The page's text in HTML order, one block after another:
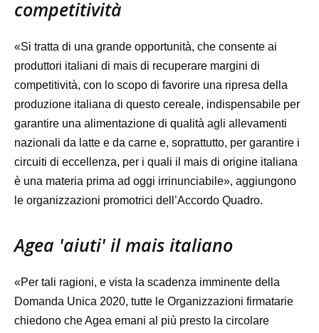
competitività
«Si tratta di una grande opportunità, che consente ai
produttori italiani di mais di recuperare margini di
competitività, con lo scopo di favorire una ripresa della
produzione italiana di questo cereale, indispensabile per
garantire una alimentazione di qualità agli allevamenti
nazionali da latte e da carne e, soprattutto, per garantire i
circuiti di eccellenza, per i quali il mais di origine italiana
è una materia prima ad oggi irrinunciabile», aggiungono
le organizzazioni promotrici dell’Accordo Quadro.
Agea 'aiuti' il mais italiano
«Per tali ragioni, e vista la scadenza imminente della
Domanda Unica 2020, tutte le Organizzazioni firmatarie
chiedono che Agea emani al più presto la circolare